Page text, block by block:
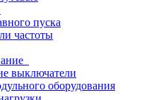
пуска
частоты
выключатели
оборудования